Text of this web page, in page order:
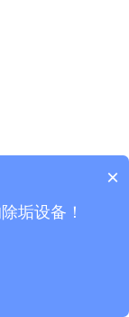
×
垢设备！